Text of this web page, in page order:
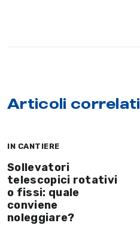
Articoli correlati
IN CANTIERE
Sollevatori
telescopici rotativi
o fissi: quale
conviene
noleggiare?